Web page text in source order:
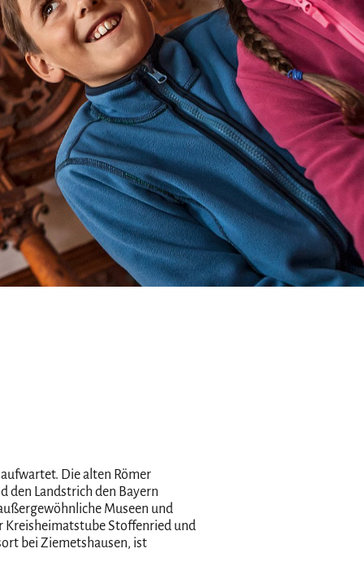
Die alten Römer
den Landstrich den Bayern
Museen und
Kreisheimatstube Stoffenried und
bei Ziemetshausen, ist